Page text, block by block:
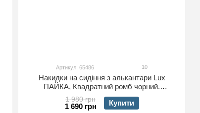
Артикул: 65486 10
Накидки на сидіння з алькантари Lux
ПАЙКА, Квадратний ромб чорний.
Преміум+. Передній комплект
1 980 грн
1 690 грн Купити